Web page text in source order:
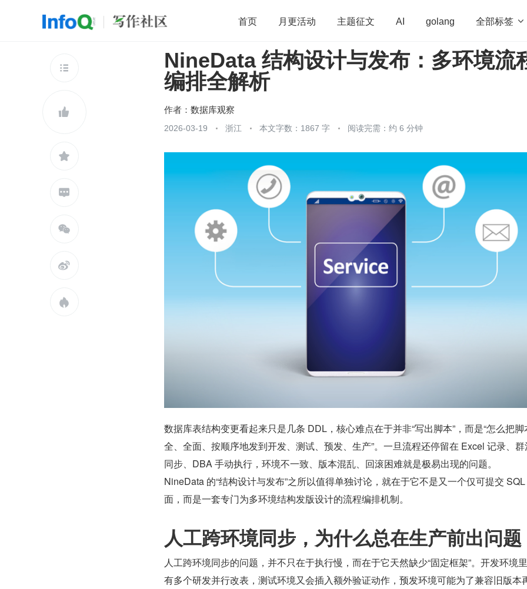
首页 月更活动 主题征文 AI golang 全部标签 
开源 架构 OpenHarmony 算法 学习方法 Web3.0 高
团队管理 程序员
查看更多







NineData 结构设计与发布：多环境流
编排全解析
作者： 数据库观察
2026-03-19 浙江 本文字数：1867 字 阅读完需：约 6 分钟
数据库表结构变更看起来只是几条 DDL，核心难点在于并非“写出脚本”，而是“怎么把脚
全、全面、按顺序地发到开发、测试、预发、生产”。一旦流程还停留在 Excel 记录、
同步、DBA 手动执行，环境不一致、版本混乱、回滚困难就是极易出现的问题。
NineData 的“结构设计与发布”之所以值得单独讨论，就在于它不是又一个仅可提交
面，而是一套专门为多环境结构发版设计的流程编排机制。
人工跨环境同步，为什么总在生产前出问题
人工跨环境同步的问题，并不只在于执行慢，而在于它天然缺少“固定框架”。开发环境
有多个研发并行改表，测试环境又会插入额外验证动作，预发环境可能为了兼容旧版本